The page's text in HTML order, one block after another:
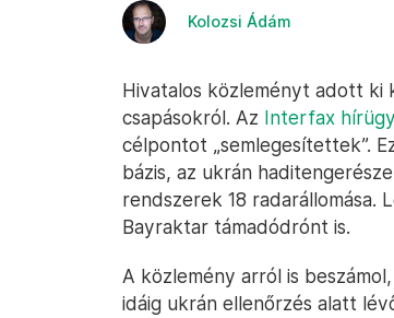
Kolozsi Ádám
Hivatalos közleményt adott ki
csapásokról. Az Interfax
célpontot „semlegesítettek”.
bázis, az ukrán
rendszerek 18
Bayraktar támadódrónt is.
A közlemény arról is
idáig ukrán ellenőrzés alatt